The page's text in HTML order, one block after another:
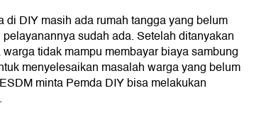
di DIY masih ada rumah tangga yang belum
sudah ada. Setelah ditanyakan
tidak mampu membayar biaya sambung
menyelesaikan masalah warga yang belum
minta Pemda DIY bisa melakukan